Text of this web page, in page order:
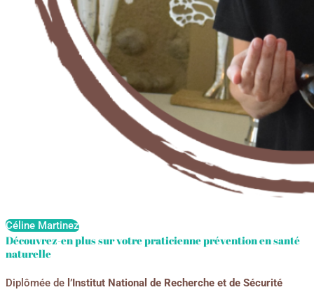
Céline Martinez
Découvrez-en plus sur votre praticienne prévention en santé
naturelle
Diplômée de l’Institut National de Recherche et de Sécurité